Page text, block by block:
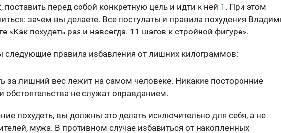
поставить перед собой конкретную цель и идти к ней 1 . При этом
зачем вы делаете. Все постулаты и правила похудения
«Как похудеть раз и навсегда. 11 шагов к стройной фигуре».
следующие правила избавления от лишних килограммов:
за лишний вес лежит на самом человеке. Никакие посторонние
обстоятельства не служат оправданием.
похудеть, вы должны это делать исключительно для себя, а не
мужа. В противном случае избавиться от накопленных